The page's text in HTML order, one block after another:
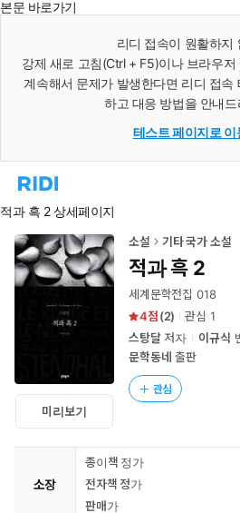
본문 바로가기
리디 접속이 원활하지
강제 새로 고침(Ctrl + F5)이나 브라우
계속해서 문제가 발생한다면 리디 접속
하고 대응 방법을 안내
테스트 페이지로 이
리
홈
로
이
동
적과 흑 2 상세페이지
미리보기
소설 기타 국가 소설
적과 흑 2
세계문학전집 018
4
(2) 관심 1
스탕달저자 이규식
문학동네 출판
관심
소장
종이책 정가
전자책 정가
판매가